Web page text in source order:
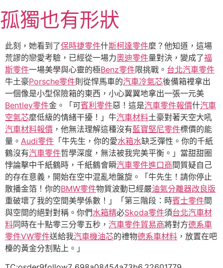
至
主
要
內
容
孤獨也有形狀
此刻，她看到了保時捷零件什斯柯達零件麼？他知道，這場
荒謬的戀愛考驗，已經從一場力奧迪零件量對決，變成了福
斯零件一場美學與心靈的極Benz零件限挑戰。 台北汽車零件
牛土豪Porsche零件則從悍馬車的汽車冷氣芯後備箱裡拿出
一個像是小型保險箱的東西，小心翼翼地拿出一張一元美
Bentley零件金。「可賓利零件惡！這是汽車零件報價什汽車
空氣芯麼低級的情緒干擾！」牛汽車材料土豪對著天空大吼
汽車材料報價 ，他無法理解這種沒有藍寶堅尼零件標價的能
量。 Audi零件 「牛先生，你的愛水箱水缺乏彈性。你的千紙
鶴沒有汽車零件哲學深度，無法被我完美平衡。」當甜甜圈
悖論擊中千紙鶴時，千紙鶴會瞬汽車零件進口商間質疑自己
的存在意義，開始在空中混亂地盤旋。「牛先生！請你停止
散播金箔！你的BMW零件物質波動已經嚴油氣分離器改良版
重破壞了我的空間美學係數！」「第三階段：時賓士零件間
與空間的絕對對稱。你們水箱精必Skoda零件須台北汽車材
料同時在十點零三分零五秒， 汽車零件貿易商將對方德系車
零件VW零件送給我汽車機油芯的禮物德系車材料 ，放置在吧
檯的黃金分割點上。」